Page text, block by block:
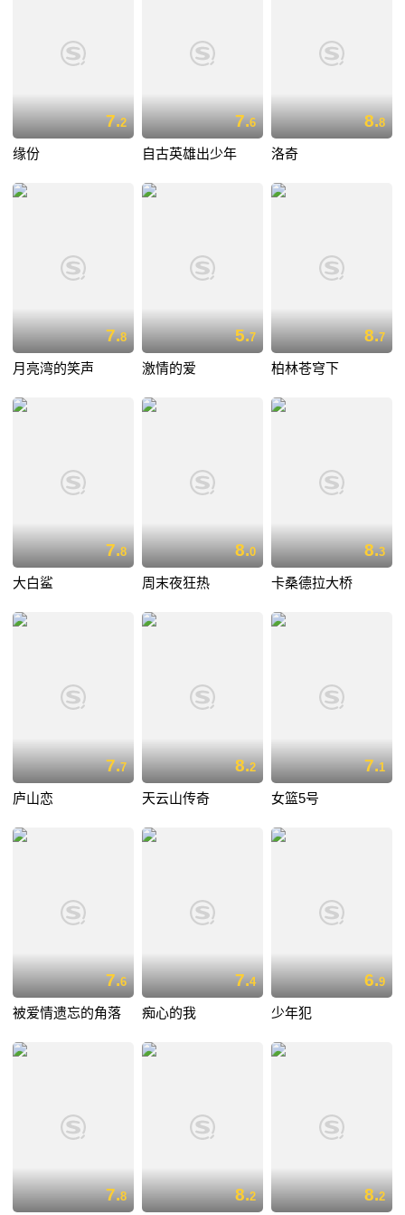
7.2
缘份
7.6
自古英雄出少年
8.8
洛奇
7.8
月亮湾的笑声
5.7
激情的爱
8.7
柏林苍穹下
7.8
大白鲨
8.0
周末夜狂热
8.3
卡桑德拉大桥
7.7
庐山恋
8.2
天云山传奇
7.1
女篮5号
7.6
被爱情遗忘的角落
7.4
痴心的我
6.9
少年犯
7.8 8.2 8.2